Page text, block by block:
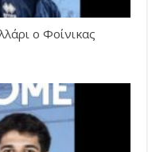
ο Φοίνικας